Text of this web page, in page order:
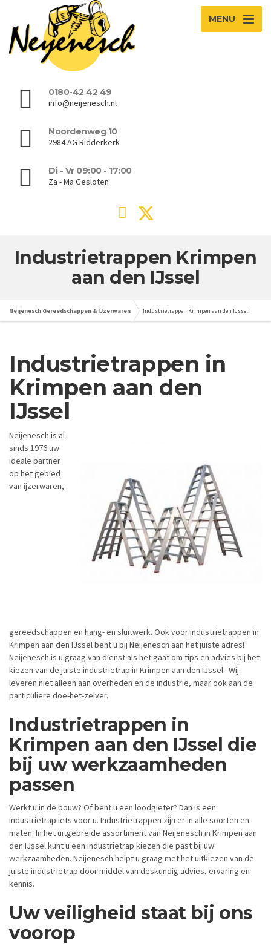
MENU
0180-42 42 49
info@neijenesch.nl
Noordenweg 10
2984 AG Ridderkerk
Di - Vr 09:00 - 17:00
Za - Ma Gesloten
Industrietrappen Krimpen
aan den IJssel
Neijenesch Gereedschappen & IJzerwaren Industrietrappen Krimpen aan den IJssel
Industrietrappen in
Krimpen aan den
IJssel
Neijenesch is al
sinds 1976 uw
ideale partner
op het gebied
van ijzerwaren,
gereedschappen en hang- en sluitwerk. Ook voor industrietrappen in
Krimpen aan den IJssel bent u bij Neijenesch aan het juiste adres!
Neijenesch is u graag van dienst als het gaat om tips en advies bij het
kiezen van de juiste industrietrap in Krimpen aan den IJssel . Wij
leveren niet alleen aan overheden en de industrie, maar ook aan de
particuliere doe-het-zelver.
Industrietrappen in
Krimpen aan den IJssel die
bij uw werkzaamheden
passen
Werkt u in de bouw? Of bent u een loodgieter? Dan is een
industrietrap iets voor u. Industrietrappen zijn er in alle soorten en
maten. In het uitgebreide assortiment van Neijenesch in Krimpen aan
den IJssel kunt u een industrietrap kiezen die past bij uw
werkzaamheden. Neijenesch helpt u graag met het uitkiezen van de
juiste industrietrap door middel van deskundig advies, ervaring en
kennis.
Uw veiligheid staat bij ons
voorop